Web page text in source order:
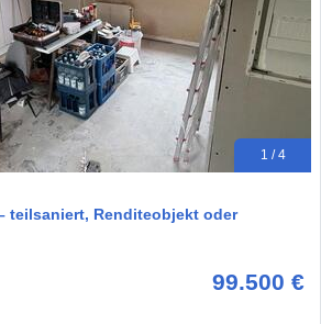
1 / 4
teilsaniert, Renditeobjekt oder
99.500 €